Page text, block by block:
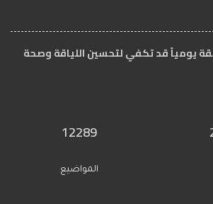
2-2-1.. 20 دقيقة يومياً قد تكفي لتحسين اللياقة وصحة
12289
المواضيع